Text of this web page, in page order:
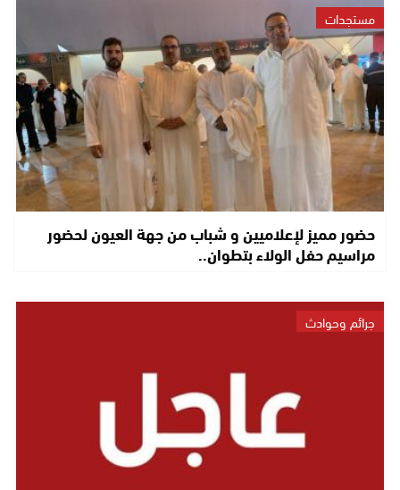
مستجدات
حضور مميز لإعلاميين و شباب من جهة العيون لحضور
مراسيم حفل الولاء بتطوان..
جرائم وحوادث